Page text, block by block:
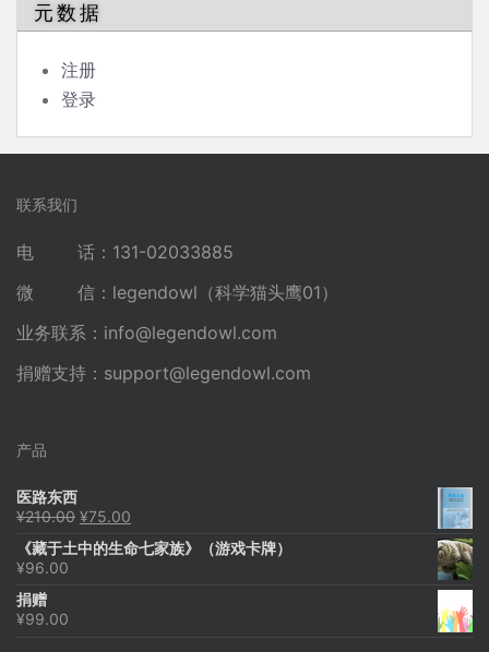
元数据
注册
登录
联系我们
电 话：131-02033885
微 信：legendowl（科学猫头鹰01）
业务联系： info@legendowl.com
捐赠支持： support@legendowl.com
产品
医路东西
¥210.00 原
为：
¥75.00
价
《藏于土中的生命七家族》（游戏卡牌）
¥96.00
捐赠
¥99.00